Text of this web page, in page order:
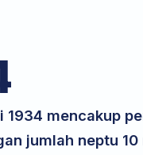
mencakup
jumlah neptu